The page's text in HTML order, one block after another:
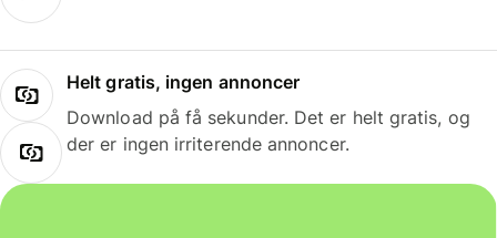
Helt gratis, ingen annoncer
Download på få sekunder. Det er helt gratis, og
der er ingen irriterende annoncer.